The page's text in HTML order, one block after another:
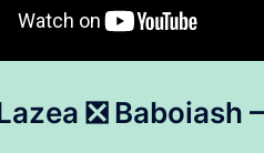
❎ Baboiash